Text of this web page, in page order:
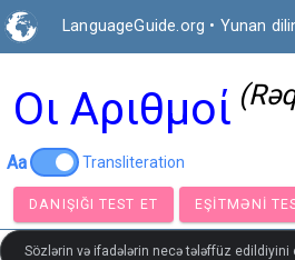
LanguageGuide.org • Yunan
Οι Αριθμοί
Aa Transliteration
DANIŞIĞI TEST ET
Sözlərin və ifadələrin necə tələffüz